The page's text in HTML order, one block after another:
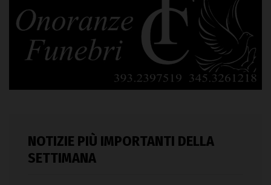
NOTIZIE PIÙ IMPORTANTI DELLA
SETTIMANA